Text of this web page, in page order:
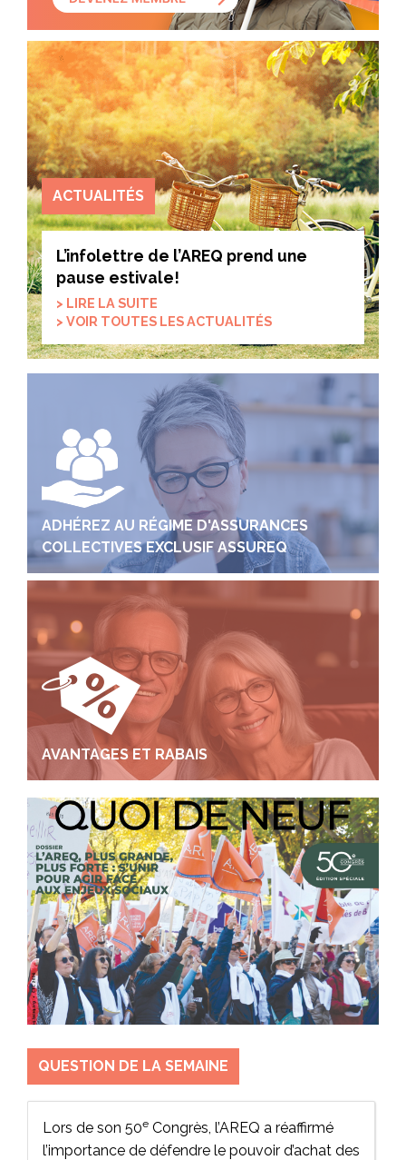
ACTUALITÉS
L’infolettre de l’AREQ prend une
pause estivale!
> LIRE LA SUITE
> VOIR TOUTES LES ACTUALITÉS
ADHÉREZ AU RÉGIME D'ASSURANCES
COLLECTIVES EXCLUSIF ASSUREQ
AVANTAGES ET RABAIS
QUESTION DE LA SEMAINE
Lors de son 50e Congrès, l’AREQ a réaffirmé
l’importance de défendre le pouvoir d’achat des